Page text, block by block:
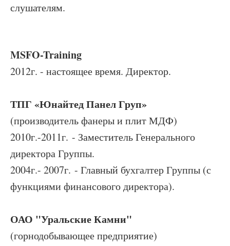
слушателям.
MSFO-Training
2012г. - настоящее время. Директор.
ТПГ «Юнайтед Панел Груп»
(производитель фанеры и плит МДФ)
2010г.-2011г. - Заместитель Генерального
директора Группы.
2004г.- 2007г. - Главный бухгалтер Группы (с
функциями финансового директора).
ОАО "Уральские Камни"
(горнодобывающее предприятие)